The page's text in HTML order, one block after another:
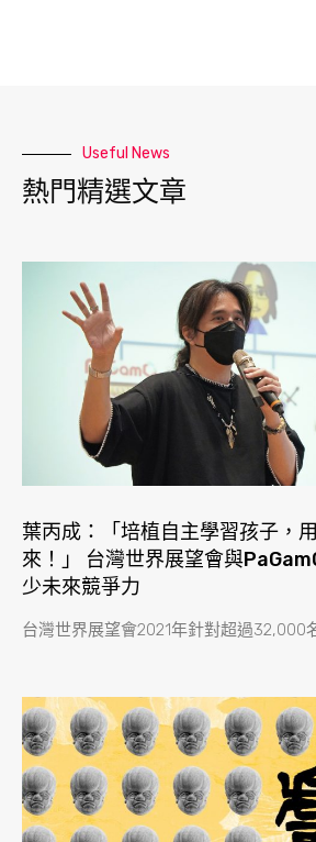
Useful News
熱門精選文章
葉丙成：「培植自主學習孩子，
來！」 台灣世界展望會與
少未來競爭力
台灣世界展望會2021年針對超過32,000